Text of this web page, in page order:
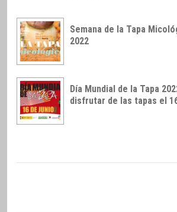
Semana de la Tapa
2022
Día Mundial de la Tapa
disfrutar de las tapas el